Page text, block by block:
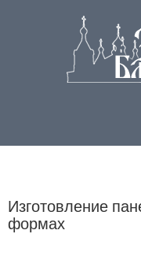
Изготовление
формах